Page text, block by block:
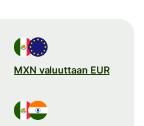
MXN valuuttaan EUR